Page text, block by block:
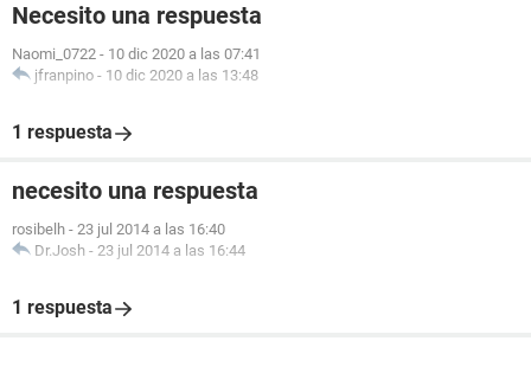
Necesito una respuesta
Naomi_0722 - 10 dic 2020 a las 07:41
jfranpino - 10 dic 2020 a las 13:48
1 respuesta
necesito una respuesta
rosibelh - 23 jul 2014 a las 16:40
Dr.Josh - 23 jul 2014 a las 16:44
1 respuesta